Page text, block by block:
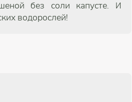
без соли капусте. И
водорослей!